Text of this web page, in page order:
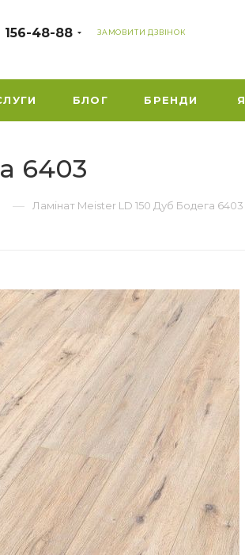
156-48-88 ЗАМОВИТИ ДЗВІНОК
БЛОГ БРЕНДИ
6403
— Ламінат Meister LD 150 Дуб Бодега 6403